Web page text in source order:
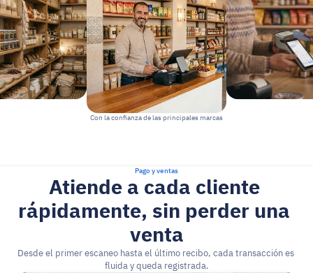
Con la confianza de las principales marcas
Pago y ventas
Atiende a cada cliente
rápidamente, sin perder una
venta
Desde el primer escaneo hasta el último recibo, cada transacción es
fluida y queda registrada.